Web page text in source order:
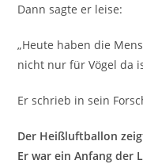
Dann sagte er leise:
„Heute haben die
nicht nur für Vögel da
Er schrieb in sein
Der Heißluftballon
Er war ein Anfang der